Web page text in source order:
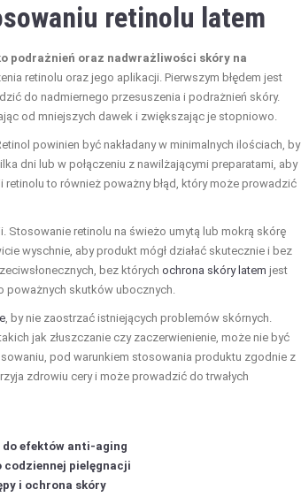
retinolu latem
podrażnień oraz nadwrażliwości skóry na
retinolu oraz jego aplikacji. Pierwszym błędem jest
do nadmiernego przesuszenia i podrażnień skóry.
od mniejszych dawek i zwiększając je stopniowo.
powinien być nakładany w minimalnych ilościach, by
dni lub w połączeniu z nawilżającymi preparatami, aby
to również poważny błąd, który może prowadzić
Stosowanie retinolu na świeżo umytą lub mokrą skórę
wyschnie, aby produkt mógł działać skutecznie i bez
bez których ochrona skóry latem jest
poważnych skutków ubocznych.
, by nie zaostrzać istniejących problemów skórnych.
jak złuszczanie czy zaczerwienienie, może nie być
pod warunkiem stosowania produktu zgodnie z
zdrowiu cery i może prowadzić do trwałych
efektów anti-aging
codziennej pielęgnacji
i ochrona skóry